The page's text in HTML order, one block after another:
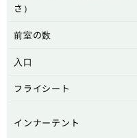
さ）
前室の数
入口
フライシート
インナーテント